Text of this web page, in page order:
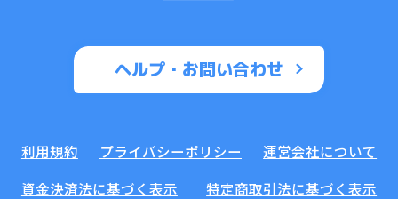
ヘルプ・お問い合わせ
利用規約 プライバシーポリシー
運営会社について
資金決済法に基づく表示
特定商取引法に基づく表示